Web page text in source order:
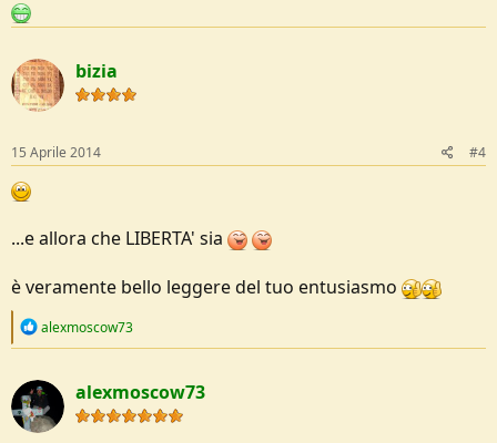
bizia
15 Aprile 2014 #4
...e allora che LIBERTA' sia
è veramente bello leggere del tuo entusiasmo
R
c
t
i
o
alexmoscow73
alexmoscow73